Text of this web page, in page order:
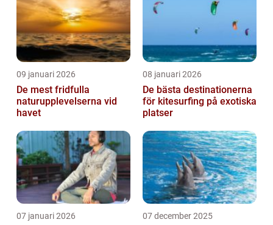
09 januari 2026
De mest fridfulla
naturupplevelserna vid
havet
08 januari 2026
De bästa destinationerna
för kitesurfing på exotiska
platser
07 januari 2026 07 december 2025